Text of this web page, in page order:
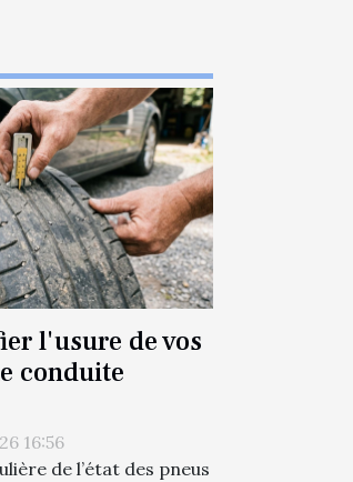
l'usure de vos
conduite
16:56
de l’état des pneus